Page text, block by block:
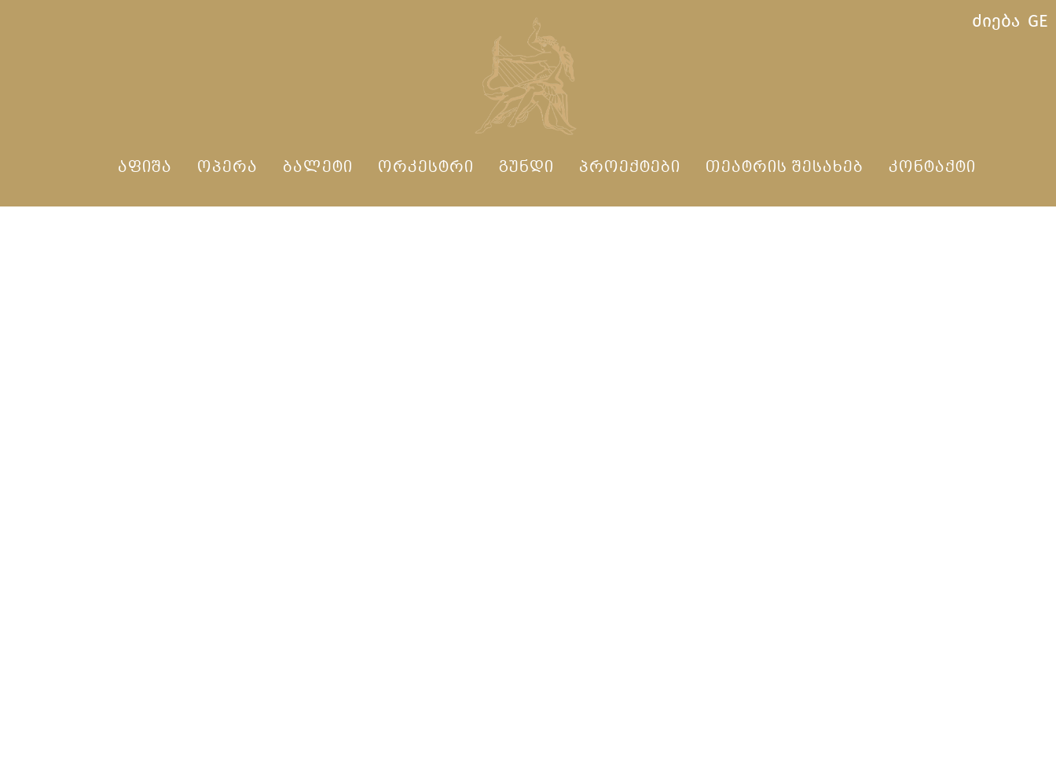
GE
ძიება
ᲐᲤᲘᲨᲐ ᲝᲞᲔᲠᲐ ᲑᲐᲚᲔᲢᲘ ᲝᲠᲙᲔᲡᲢᲠᲘ ᲒᲣᲜᲓᲘ ᲞᲠᲝᲔᲥᲢᲔᲑᲘ ᲗᲔᲐᲢᲠᲘᲡ ᲨᲔᲡᲐᲮᲔᲑ ᲙᲝᲜᲢᲐᲥᲢᲘ